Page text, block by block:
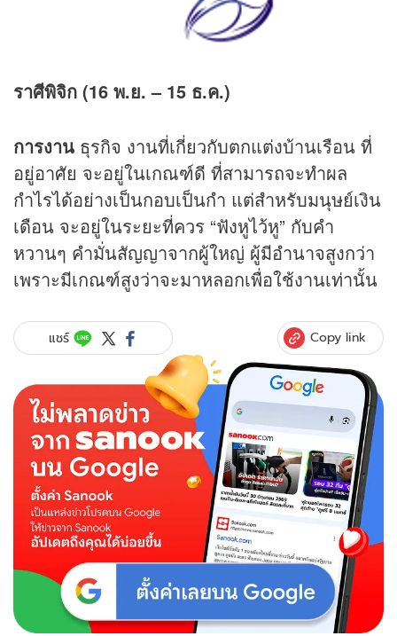
ราศีพิจิก (16 พ.ย. – 15 ธ.ค.)
การงาน ธุรกิจ งานที่เกี่ยวกับตกแต่งบ้านเรือน ที่
อยู่อาศัย จะอยู่ในเกณฑ์ดี ที่สามารถจะทำผล
กำไรได้อย่างเป็นกอบเป็นกำ แต่สำหรับมนุษย์เงิน
เดือน จะอยู่ในระยะที่ควร “ฟังหูไว้หู” กับคำ
หวานๆ คำมั่นสัญญาจากผู้ใหญ่ ผู้มีอำนาจสูงกว่า
เพราะมีเกณฑ์สูงว่าจะมาหลอกเพื่อใช้งานเท่านั้น
แชร์ Copy link